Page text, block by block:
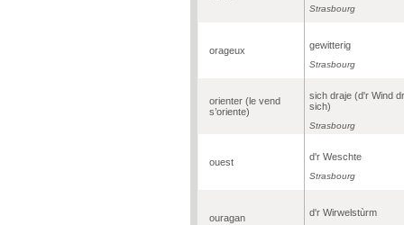
Strasbourg
orageux gewitterig
Strasbourg
orienter (le vend
s’oriente)
sich draje (d'r Wind
sich)
Strasbourg
ouest d'r Weschte
Strasbourg
ouragan d'r Wirwelstùrm